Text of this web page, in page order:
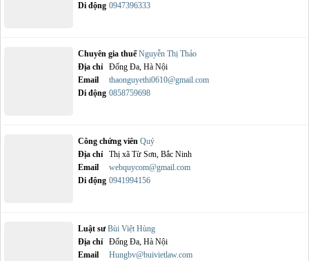
Di động 0947396333
Chuyên gia thuế Nguyễn Thị Thảo
Địa chỉ
Đống Đa, Hà Nội
Email
thaonguyethi0610@gmail.com
Di động 0858759698
Công chứng viên Quý
Địa chỉ
Thị xã Từ Sơn, Bắc Ninh
Email
webquycom@gmail.com
Di động 0941994156
Luật sư Bùi Việt Hùng
Địa chỉ
Đống Đa, Hà Nội
Email
Hungbv@buivietlaw.com